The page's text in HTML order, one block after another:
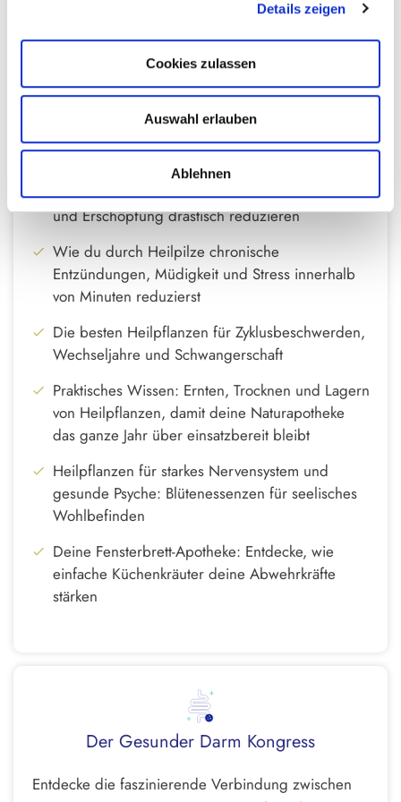
Details zeigen
Cookies zulassen
Auswahl erlauben
Ablehnen
Wildkräuter und Heilpilze chronische
Entzündungen lindern, Erschöpfung bekämpfen,
Hormonbalance schaffen und dein Immunsystem
stärken.
Das wirst du lernen:
Welche Heilpflanzen deinen Schlaf verbessern,
deinem Gehirn zu Höchstleistungen verhelfen
und Erschöpfung drastisch reduzieren
Wie du durch Heilpilze chronische
Entzündungen, Müdigkeit und Stress innerhalb
von Minuten reduzierst
Die besten Heilpflanzen für Zyklusbeschwerden,
Wechseljahre und Schwangerschaft
Praktisches Wissen: Ernten, Trocknen und Lagern
von Heilpflanzen, damit deine Naturapotheke
das ganze Jahr über einsatzbereit bleibt
Heilpflanzen für starkes Nervensystem und
gesunde Psyche: Blütenessenzen für seelisches
Wohlbefinden
Deine Fensterbrett-Apotheke: Entdecke, wie
einfache Küchenkräuter deine Abwehrkräfte
stärken
Der Gesunder Darm Kongress
Entdecke die faszinierende Verbindung zwischen